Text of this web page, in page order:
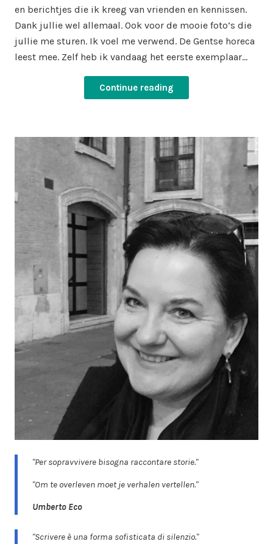
en berichtjes die ik kreeg van vrienden en kennissen.
Dank jullie wel allemaal. Ook voor de mooie foto’s die
jullie me sturen. Ik voel me verwend. De Gentse horeca
leest mee. Zelf heb ik vandaag het eerste exemplaar…
Continue reading
"Per sopravvivere bisogna raccontare storie."
"Om te overleven moet je verhalen vertellen."
Umberto Eco
"Scrivere è una forma sofisticata di silenzio."